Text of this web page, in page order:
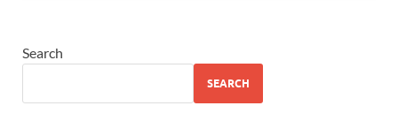
Search
SEARCH